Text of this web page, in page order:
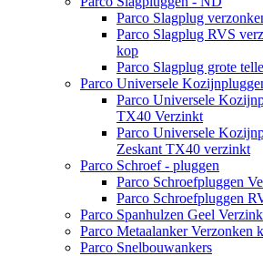
Parco Slagplug
Parco Slagplug RVS
kop
Parco Slagplug grote
Parco Universele
Parco Universele
TX40 Verzinkt
Parco Universele
Zeskant TX40 verzinkt
Parco Schroef - pluggen
Parco Schroefpluggen
Parco Schroefpluggen
Parco Spanhulzen Geel
Parco Metaalanker Verzonken
Parco Snelbouwankers